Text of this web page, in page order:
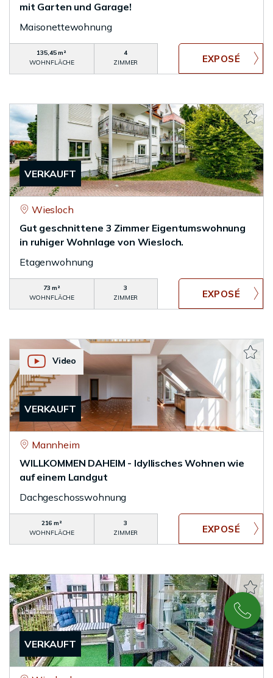
mit Garten und Garage!
Maisonettewohnung
135,45 m²
WOHNFLÄCHE
4
ZIMMER
VERKAUFT
Wiesloch
Gut geschnittene 3 Zimmer Eigentumswohnung
in ruhiger Wohnlage von Wiesloch.
Etagenwohnung
73 m²
WOHNFLÄCHE
3
ZIMMER
VERKAUFT
Video
Mannheim
WILLKOMMEN DAHEIM - Idyllisches Wohnen wie
auf einem Landgut
Dachgeschosswohnung
216 m²
WOHNFLÄCHE
3
ZIMMER
VERKAUFT